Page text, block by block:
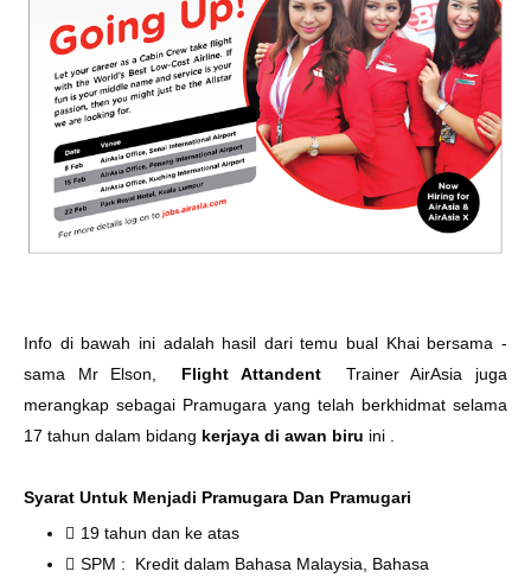
Info di bawah ini adalah hasil dari temu bual Khai bersama -
sama Mr Elson, Flight Attandent Trainer AirAsia juga
merangkap sebagai Pramugara yang telah berkhidmat selama
17 tahun dalam bidang kerjaya di awan biru ini .
Syarat Untuk Menjadi Pramugara Dan Pramugari
19 tahun dan ke atas
SPM : Kredit dalam Bahasa Malaysia, Bahasa